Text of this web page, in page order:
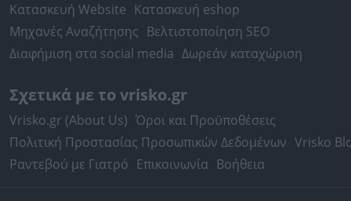
Κατασκευή Website Κατασκευή eshop
Μηχανές Αναζήτησης Βελτιστοποίηση SEO
Διαφήμιση στα social media Δωρεάν καταχώριση
Σχετικά με το vrisko.gr
Vrisko.gr (About Us) Όροι και Προϋποθέσεις
Πολιτική Προστασίας Προσωπικών Δεδομένων Vrisko
Ραντεβού με Γιατρό Επικοινωνία Βοήθεια